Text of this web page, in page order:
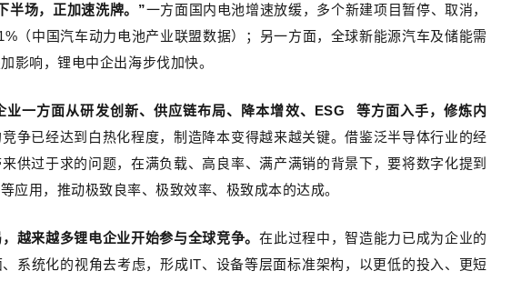
半场，正加速洗牌。”一方面国内电池增速放缓，多个新建项目暂停、取消，
（中国汽车动力电池产业联盟数据）；另一方面，全球新能源汽车及储能需
影响，锂电中企出海步伐加快。
业一方面从研发创新、供应链布局、降本增效、 ESG
等方面入手，修炼内
争已经达到白热化程度，制造降本变得越来越关键。借鉴泛半导体行业的经
供过于求的问题，在满负载、高良率、满产满销的背景下，要将数字化提到
应用，推动极致良率、极致效率、极致成本的达成。
越来越多锂电企业开始参与全球竞争。在此过程中，智造能力已成为企业的
系统化的视角去考虑，形成IT、设备等层面标准架构，以更低的投入、更短